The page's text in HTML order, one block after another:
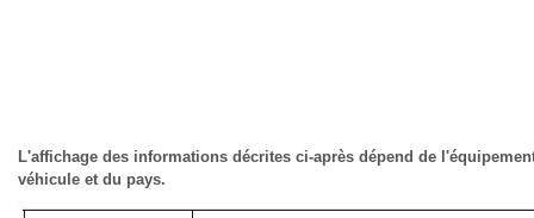
L'affichage des informations décrites ci-après dépend de
véhicule et du pays.